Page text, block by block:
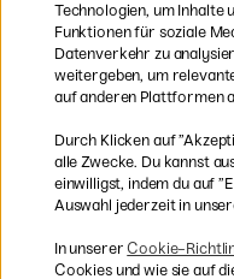
Sichere Bezahlung
Technologien, um Inhalte
Funktionen für soziale
Datenverkehr zu
weitergeben, um
auf anderen Plattformen
Durch Klicken auf
alle Zwecke. Du kannst
einwilligst, indem du auf
Auswahl jederzeit in
In unsererCookie-
Cookies und wie sie auf